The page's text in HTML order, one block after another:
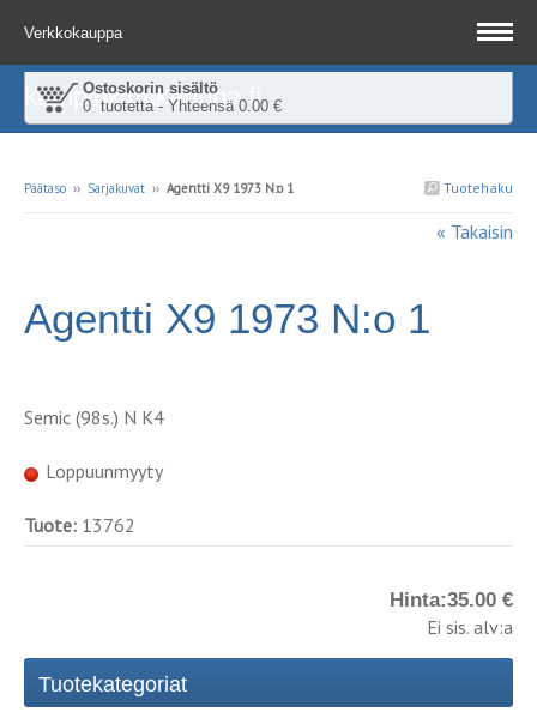
Verkkokauppa
Ostoskorin sisältö
0 tuotetta - Yhteensä 0.00 €
kampinkirjakauppa.fi
Tuotehaku
Päätaso ›› Sarjakuvat ›› Agentti X9 1973 N:o 1
« Takaisin
Agentti X9 1973 N:o 1
Semic (98s.) N K4
Loppuunmyyty
Tuote: 13762
Hinta:35.00 €
Ei sis. alv:a
Tuotekategoriat